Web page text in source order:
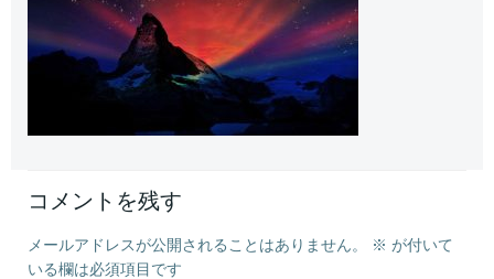
コメントを残す
メールアドレスが公開されることはありません。 ※ が付いて
いる欄は必須項目です